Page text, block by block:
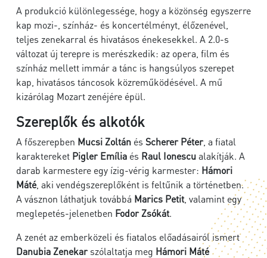
A produkció különlegessége, hogy a közönség egyszerre
kap mozi-, színház- és koncertélményt, élőzenével,
teljes zenekarral és hivatásos énekesekkel. A 2.0-s
változat új terepre is merészkedik: az opera, film és
színház mellett immár a tánc is hangsúlyos szerepet
kap, hivatásos táncosok közreműködésével. A mű
kizárólag Mozart zenéjére épül.
Szereplők és alkotók
A főszerepben Mucsi Zoltán és Scherer Péter, a fiatal
karaktereket Pigler Emília és Raul Ionescualakítják. A
darab karmestere egy ízig-vérig karmester: Hámori
Máté, aki vendégszereplőként is feltűnik a történetben.
A vásznon láthatjuk továbbá Marics Petit , valamint egy
meglepetés-jelenetben Fodor Zsókát.
A zenét az emberközeli és fiatalos előadásairól ismert
Danubia Zenekarszólaltatja meg Hámori Máté